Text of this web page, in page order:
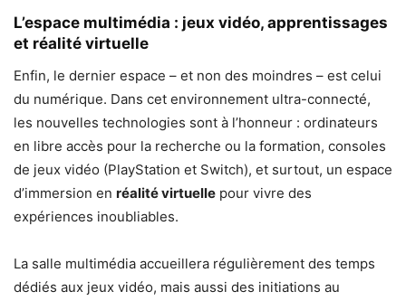
L’espace multimédia : jeux vidéo, apprentissages
et réalité virtuelle
Enfin, le dernier espace – et non des moindres – est celui
du numérique. Dans cet environnement ultra-connecté,
les nouvelles technologies sont à l’honneur : ordinateurs
en libre accès pour la recherche ou la formation, consoles
de jeux vidéo (PlayStation et Switch), et surtout, un espace
d’immersion en réalité virtuelle pour vivre des
expériences inoubliables.
La salle multimédia accueillera régulièrement des temps
dédiés aux jeux vidéo, mais aussi des initiations au